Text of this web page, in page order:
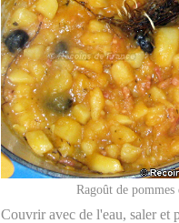
Ragoût de pommes
Couvrir avec de l'eau, saler et